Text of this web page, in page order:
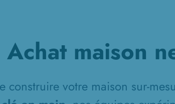
Achat maison
construire votre maison sur-